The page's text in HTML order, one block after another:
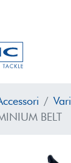
Vari
BELT